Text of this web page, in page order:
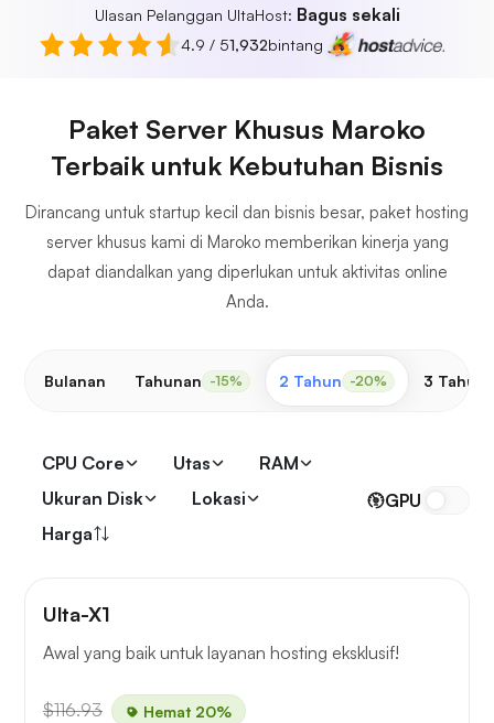
Ulasan Pelanggan UltaHost: Bagus sekali
4.9 / 51,932bintang
Paket Server Khusus Maroko
Terbaik untuk Kebutuhan Bisnis
Dirancang untuk startup kecil dan bisnis besar, paket hosting
server khusus kami di Maroko memberikan kinerja yang
dapat diandalkan yang diperlukan untuk aktivitas online
Anda.
Bulanan Tahunan -15% 2 Tahun -20% 3 Tahun
CPU Core Utas
RAM
Ukuran Disk
Lokasi
Harga
GPU
Ulta-X1
Awal yang baik untuk layanan hosting eksklusif!
$116.93 Hemat 20%